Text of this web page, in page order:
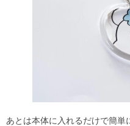
あとは本体に入れるだけで簡単